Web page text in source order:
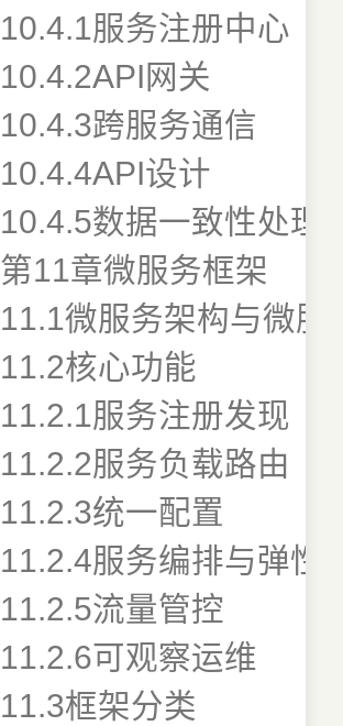
10.4.1服务注册中心
10.4.2API网关
10.4.3跨服务通信
10.4.4API设计
10.4.5数据一致性处理
第11章微服务框架
11.1微服务架构与微服
11.2核心功能
11.2.1服务注册发现
11.2.2服务负载路由
11.2.3统一配置
11.2.4服务编排与弹性
11.2.5流量管控
11.2.6可观察运维
11.3框架分类